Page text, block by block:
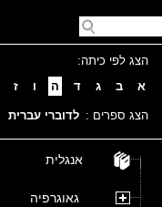
הצג לפי כיתה:
א
ב ג ד ה ו ז
הצג ספרים : לדוברי עברית
אנגלית
גאוגרפיה